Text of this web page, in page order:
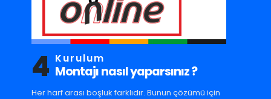
4 Kurulum
Montajı nasıl yaparsınız ?
Her harf arası boşluk farklıdır. Bunun çözümü için